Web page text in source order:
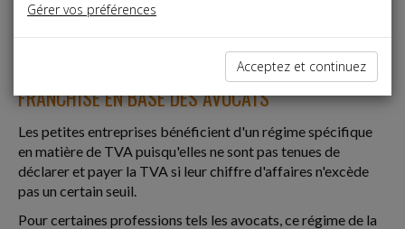
j
Fiscal TPE
FRANCHISE EN BASE DES AVOCATS
Les petites entreprises bénéficient d'un régime spécifique
en matière de TVA puisqu'elles ne sont pas tenues de
déclarer et payer la TVA si leur chiffre d'affaires n'excède
pas un certain seuil.
Pour certaines professions tels les avocats, ce régime de la
Gérer vos préférences
Acceptez et continuez